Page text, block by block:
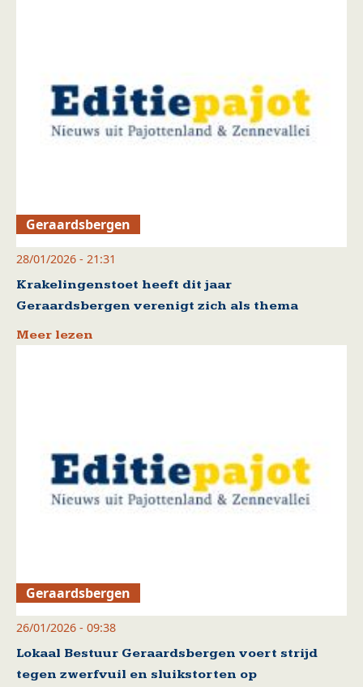
Geraardsbergen
28/01/2026 - 21:31
Krakelingenstoet heeft dit jaar
Geraardsbergen verenigt zich als thema
Meer lezen
Geraardsbergen
26/01/2026 - 09:38
Lokaal Bestuur Geraardsbergen voert strijd
tegen zwerfvuil en sluikstorten op